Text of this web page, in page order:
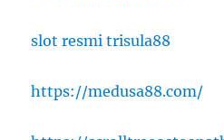
slot resmi trisula88
https://medusa88.com/